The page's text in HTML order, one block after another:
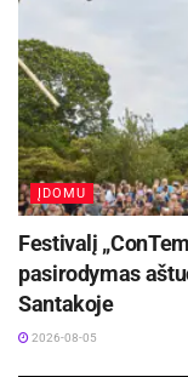
sąnarius ir
gali palengvinti
veterinaru, kaip
nuo šuns
aliejų ir
Aktualios
ĮDOMU
Festivalį
pasirodymas
Santakoje
2026-08-05